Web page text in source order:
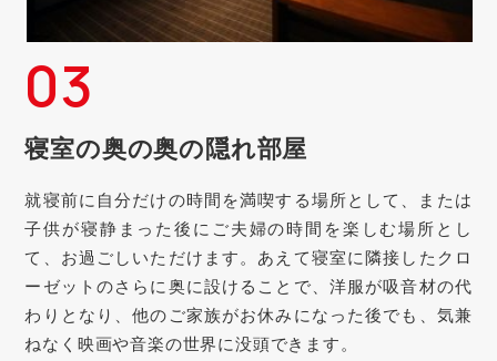
03
寝室の奥の奥の隠れ部屋
就寝前に自分だけの時間を満喫する場所として、または
子供が寝静まった後にご夫婦の時間を楽しむ場所とし
て、お過ごしいただけます。あえて寝室に隣接したクロ
ーゼットのさらに奥に設けることで、洋服が吸音材の代
わりとなり、他のご家族がお休みになった後でも、気兼
ねなく映画や音楽の世界に没頭できます。